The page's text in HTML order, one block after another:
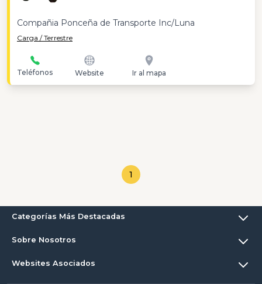
Compañia Ponceña de Transporte Inc/Luna
Carga / Terrestre
Teléfonos Website Ir al mapa
1
Categorías Más Destacadas
Sobre Nosotros
Websites Asociados